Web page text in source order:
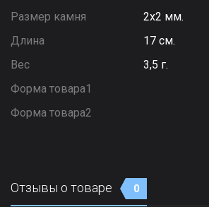
Размер камня
2х2 мм.
Длина
17 см.
Вес
3,5 г.
Форма товара1
Форма товара2
Отзывы о товаре 0